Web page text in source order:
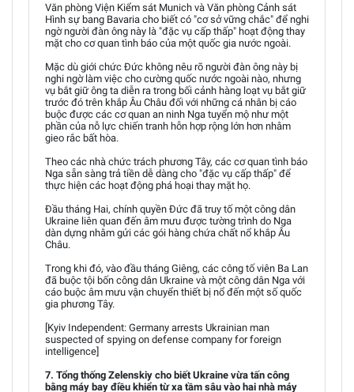
Văn phòng Viện Kiểm sát Munich và Văn phòng Cảnh sát
Hình sự bang Bavaria cho biết có "cơ sở vững chắc" để nghi
ngờ người đàn ông này là "đặc vụ cấp thấp" hoạt động thay
mặt cho cơ quan tình báo của một quốc gia nước ngoài.
Mặc dù giới chức Đức không nêu rõ người đàn ông này bị
nghi ngờ làm việc cho cường quốc nước ngoài nào, nhưng
vụ bắt giữ ông ta diễn ra trong bối cảnh hàng loạt vụ bắt giữ
trước đó trên khắp Âu Châu đối với những cá nhân bị cáo
buộc được các cơ quan an ninh Nga tuyển mộ như một
phần của nỗ lực chiến tranh hỗn hợp rộng lớn hơn nhằm
gieo rắc bất hòa.
Theo các nhà chức trách phương Tây, các cơ quan tình báo
Nga sẵn sàng trả tiền dễ dàng cho "đặc vụ cấp thấp" để
thực hiện các hoạt động phá hoại thay mặt họ.
Đầu tháng Hai, chính quyền Đức đã truy tố một công dân
Ukraine liên quan đến âm mưu được tường trình do Nga
dàn dựng nhằm gửi các gói hàng chứa chất nổ khắp Âu
Châu.
Trong khi đó, vào đầu tháng Giêng, các công tố viên Ba Lan
đã buộc tội bốn công dân Ukraine và một công dân Nga với
cáo buộc âm mưu vận chuyển thiết bị nổ đến một số quốc
gia phương Tây.
[Kyiv Independent: Germany arrests Ukrainian man
suspected of spying on defense company for foreign
intelligence]
7. Tổng thống Zelenskiy cho biết Ukraine vừa tấn công
bằng máy bay điều khiển từ xa tầm sâu vào hai nhà máy